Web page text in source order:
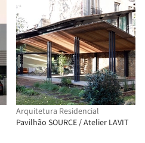
Arquitetura Residencial
Pavilhão SOURCE / Atelier LAVIT